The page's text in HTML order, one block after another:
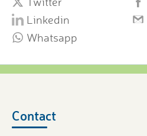
Linkedin
Whatsapp
Contact